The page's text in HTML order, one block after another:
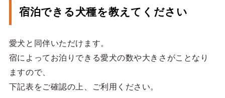
宿泊できる犬種を教えてください
愛犬と同伴いただけます。
宿によってお泊りできる愛犬の数や大きさがことなり
ますので、
下記表をご確認の上、ご利用ください。